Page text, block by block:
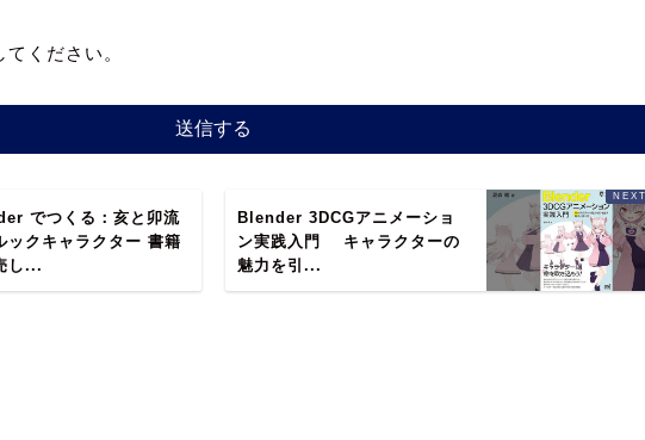
ください。
でつくる：亥と卯流
ックキャラクター 書籍
し...
Blender 3DCGアニメーショ
ン実践入門 キャラクターの
魅力を引...